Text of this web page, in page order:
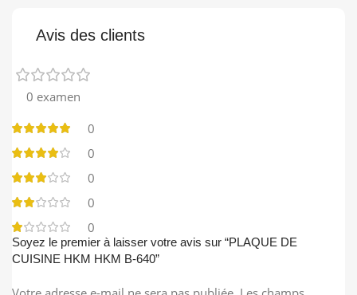
Avis des clients
0 examen
0
0
0
0
0
Soyez le premier à laisser votre avis sur “PLAQUE DE
CUISINE HKM HKM B-640”